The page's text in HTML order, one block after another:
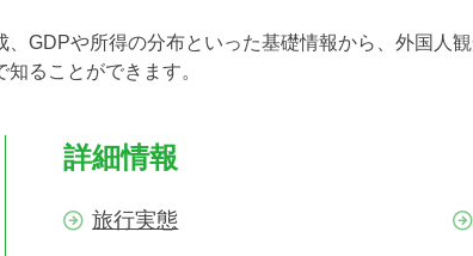
GDPや所得の分布といった基礎情報から、外国人
ることができます。
詳細情報
旅行実態